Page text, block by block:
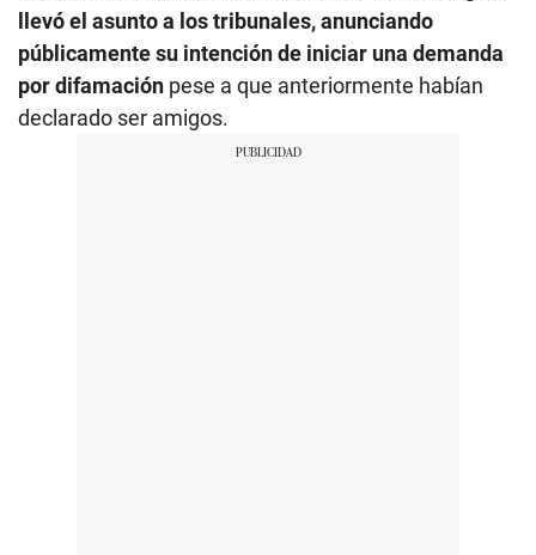
llevó el asunto a los tribunales, anunciando
públicamente su intención de iniciar una demanda
por difamación pese a que anteriormente habían
declarado ser amigos.